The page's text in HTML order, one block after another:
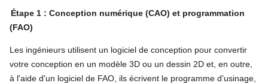
Étape 1 : Conception numérique (CAO) et programmation
(FAO)
Les ingénieurs utilisent un logiciel de conception pour convertir
votre conception en un modèle 3D ou un dessin 2D et, en outre,
à l'aide d'un logiciel de FAO, ils écrivent le programme d'usinage,